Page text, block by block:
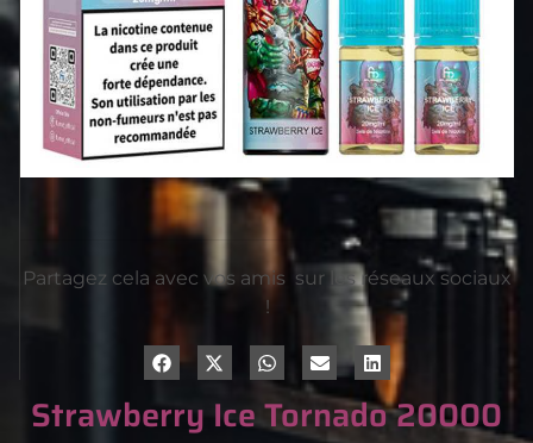
Strawberry Ice Tornado 20000
Partagez cela avec vos amis sur les réseaux sociaux
!